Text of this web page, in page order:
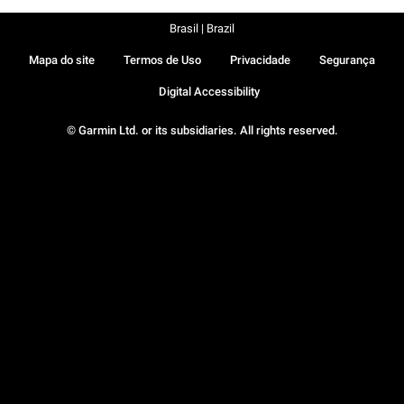
© Garmin Ltd. or its subsidiaries. All rights reserved.
Mapa do site Termos de Uso Privacidade Segurança
Digital Accessibility
Brasil | Brazil